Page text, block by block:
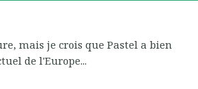
mais je crois que Pastel a bien
de l'Europe...